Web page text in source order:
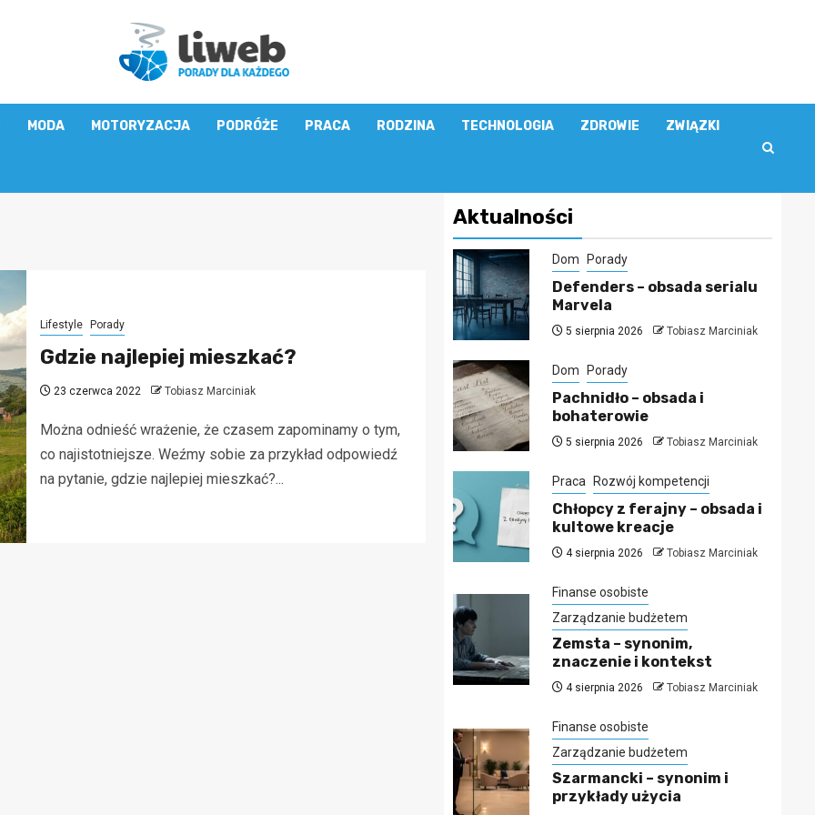
MODA MOTORYZACJA PODRÓŻE PRACA RODZINA TECHNOLOGIA ZDROWIE ZWIĄZKI
Lifestyle Porady
Gdzie najlepiej mieszkać?
23 czerwca 2022 Tobiasz Marciniak
Można odnieść wrażenie, że czasem zapominamy o tym,
co najistotniejsze. Weźmy sobie za przykład odpowiedź
na pytanie, gdzie najlepiej mieszkać?...
Aktualności
Dom Porady
Defenders – obsada serialu
Marvela
5 sierpnia 2026 Tobiasz Marciniak
Dom Porady
Pachnidło – obsada i
bohaterowie
5 sierpnia 2026 Tobiasz Marciniak
Praca Rozwój kompetencji
Chłopcy z ferajny – obsada i
kultowe kreacje
4 sierpnia 2026 Tobiasz Marciniak
Finanse osobiste
Zarządzanie budżetem
Zemsta – synonim,
znaczenie i kontekst
4 sierpnia 2026 Tobiasz Marciniak
Finanse osobiste
Zarządzanie budżetem
Szarmancki – synonim i
przykłady użycia